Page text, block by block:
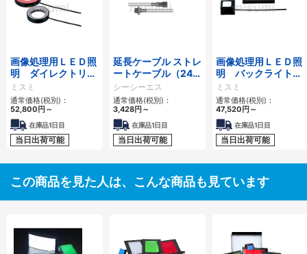
画像処理用ＬＥＤ照
明 ダイレクトリン
グタイプ
ミスミ
通常価格(税別)：
52,800 円 ～
在庫品1日目
当日出荷可能
延長ケーブル ストレ
ートケーブル（24V
用／HLV用） FCBシ
リーズ
シーシーエス
通常価格(税別)：
3,428円 ～
在庫品1日目
当日出荷可能
画像処理用ＬＥＤ照
明 バックライトタ
イプ
ミスミ
通常価格(税別)：
47,520 円 ～
在庫品1日目
当日出荷可能
この商品を見た人は、こんな商品も見ています